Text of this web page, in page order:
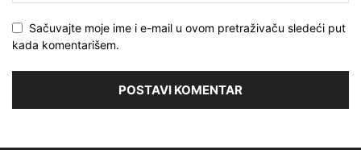
Sačuvajte moje ime i e-mail u ovom pretraživaču sledeći put
kada komentarišem.